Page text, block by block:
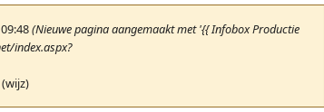
(Nieuwe pagina aangemaakt met '{{ Infobox Productie
index.aspx?